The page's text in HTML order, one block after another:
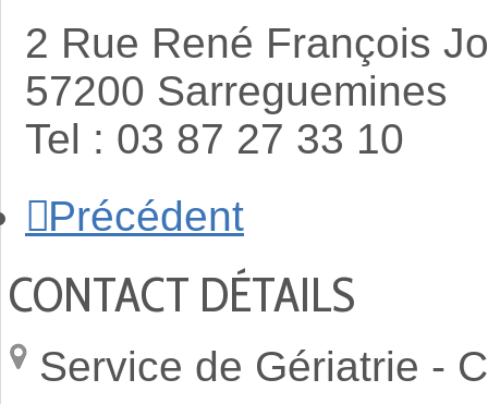
2 Rue René François
57200 Sarreguemines
Tel : 03 87 27 33 10
Précédent
CONTACT DÉTAILS
Service de Gériatrie -